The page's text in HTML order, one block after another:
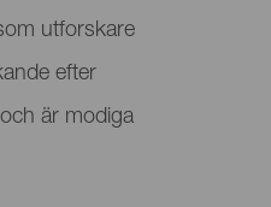
utforskare
efter
är modiga